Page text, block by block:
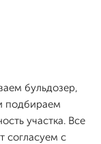
бульдозер,
подбираем
участка. Все
согласуем с